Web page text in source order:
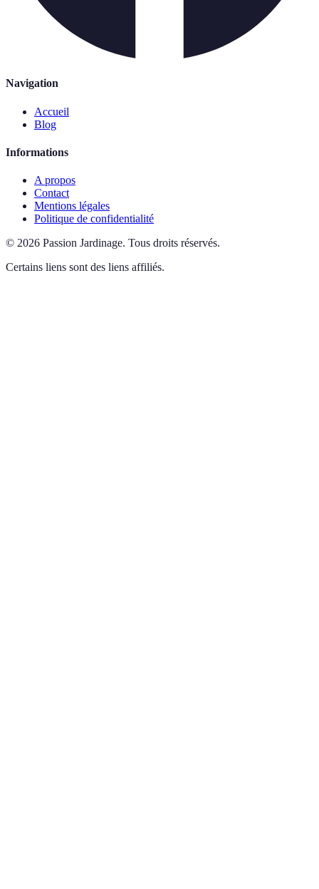
Navigation
Accueil
Blog
Informations
A propos
Contact
Mentions légales
Politique de confidentialité
© 2026 Passion Jardinage. Tous droits réservés.
Certains liens sont des liens affiliés.